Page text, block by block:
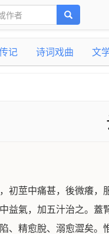
记 诗词戏曲 文
初莖中痛甚，後微癢
益氣，加五汁治之。
、精愈脫、溺愈澀矣。